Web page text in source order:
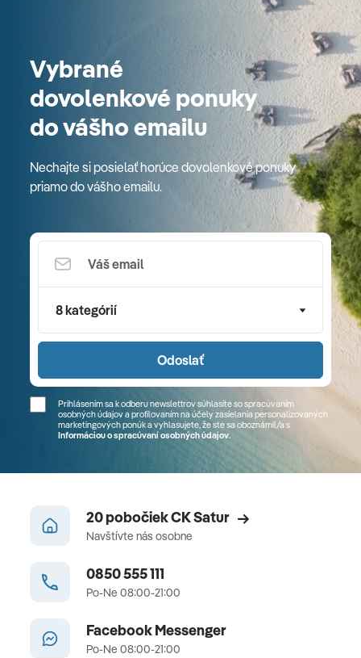
Vybrané
dovolenkové ponuky
do vášho emailu
Nechajte si posielať horúce dovolenkové ponuky
priamo do vášho emailu.
8 kategórií
Odoslať
Prihlásením sa k odberu newslettrov súhlasíte so spracúvaním
osobných údajov a profilovaním na účely zasielania personalizovaných
marketingových ponúk a vyhlasujete, že ste sa oboznámil/a s
Informáciou o spracúvaní osobných údajov.
20 pobočiek CK Satur
Navštívte nás osobne
0850 555 111
Po-Ne 08:00-21:00
Facebook Messenger
Po-Ne 08:00-21:00